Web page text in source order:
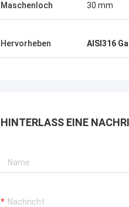
Maschenloch 30 mm
Hervorheben AISI316
HINTERLASS EINE